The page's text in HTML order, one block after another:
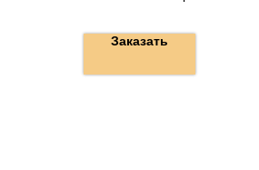
Заказать